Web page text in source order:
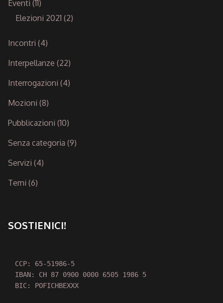
Eventi (11)
Elezioni 2021 (2)
Incontri (4)
Interpellanze (22)
Interrogazioni (4)
Mozioni (8)
Pubblicazioni (10)
Senza categoria (9)
Servizi (4)
Temi (6)
SOSTIENICI!
CCP: 65-51986-5
IBAN: CH 87 0900 0000 6505 1986 5
BIC: POFICHBEXXX